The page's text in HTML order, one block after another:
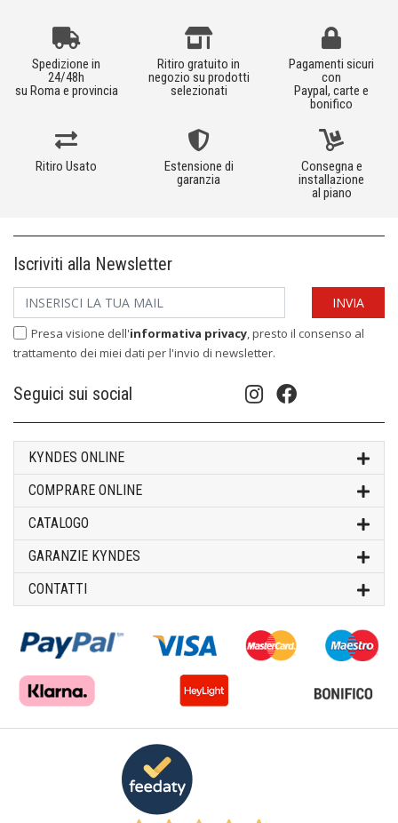
Spedizione in
24/48h
su Roma e provincia
Ritiro gratuito in
negozio su prodotti
selezionati
Pagamenti sicuri
con
Paypal, carte e
bonifico
Ritiro Usato
Estensione di
garanzia
Consegna e
installazione
al piano
Iscriviti alla Newsletter
Presa visione dell'informativa privacy , presto il consenso al
trattamento dei miei dati per l'invio di newsletter.
Seguici sui social
KYNDES ONLINE
COMPRARE ONLINE
CATALOGO
GARANZIE KYNDES
CONTATTI